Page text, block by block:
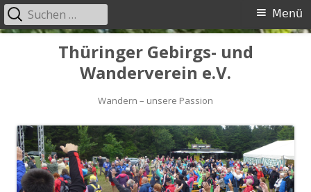
Thüringer Gebirgs- und
Wanderverein e.V.
Wandern – unsere Passion
Primäres
Menü
Suchen
nach: